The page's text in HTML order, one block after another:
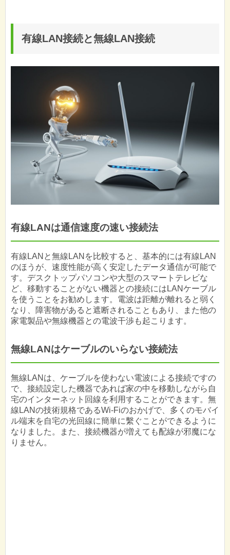
有線LAN接続と無線LAN接続
有線LANは通信速度の速い接続法
有線LANと無線LANを比較すると、基本的には有線LAN
のほうが、速度性能が高く安定したデータ通信が可能で
す。デスクトップパソコンや大型のスマートテレビな
ど、移動することがない機器との接続にはLANケーブル
を使うことをお勧めします。電波は距離が離れると弱く
なり、障害物があると遮断されることもあり、また他の
家電製品や無線機器との電波干渉も起こります。
無線LANはケーブルのいらない接続法
無線LANは、ケーブルを使わない電波による接続ですの
で、接続設定した機器であれば家の中を移動しながら自
宅のインターネット回線を利用することができます。無
線LANの技術規格であるWi-Fiのおかげで、多くのモバイ
ル端末を自宅の光回線に簡単に繫ぐことができるように
なりました。また、接続機器が増えても配線が邪魔にな
りません。